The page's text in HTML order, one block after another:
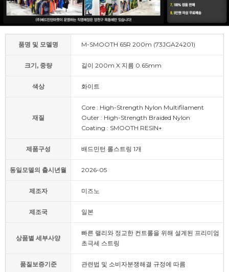
품명 및 모델명 M-SMOOTH 65R 200m (73JGA24201)
크기, 중량 길이 200m X 지름 0.65mm
색상 화이트
재질
Core : High-Strength Nylon Multifilament
Outer : High-Strength Braided Nylon
Coating : SMOOTH RESIN+
제품구성 배드민턴 롤스트링 1개
동일모델의 출시년월 2026-05
제조자 미즈노
제조국 일본
상품별 세부사양
빠른 랠리와 정교한 컨트롤을 위해 설계된 프리미엄
초극세 스트링
품질보증기준 관련법 및 소비자분쟁해결 규정에 따름